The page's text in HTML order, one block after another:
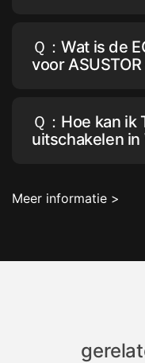
Ｑ：Wat is de
voor
Ｑ：Hoe kan ik
uitschakelen
Meer informatie >